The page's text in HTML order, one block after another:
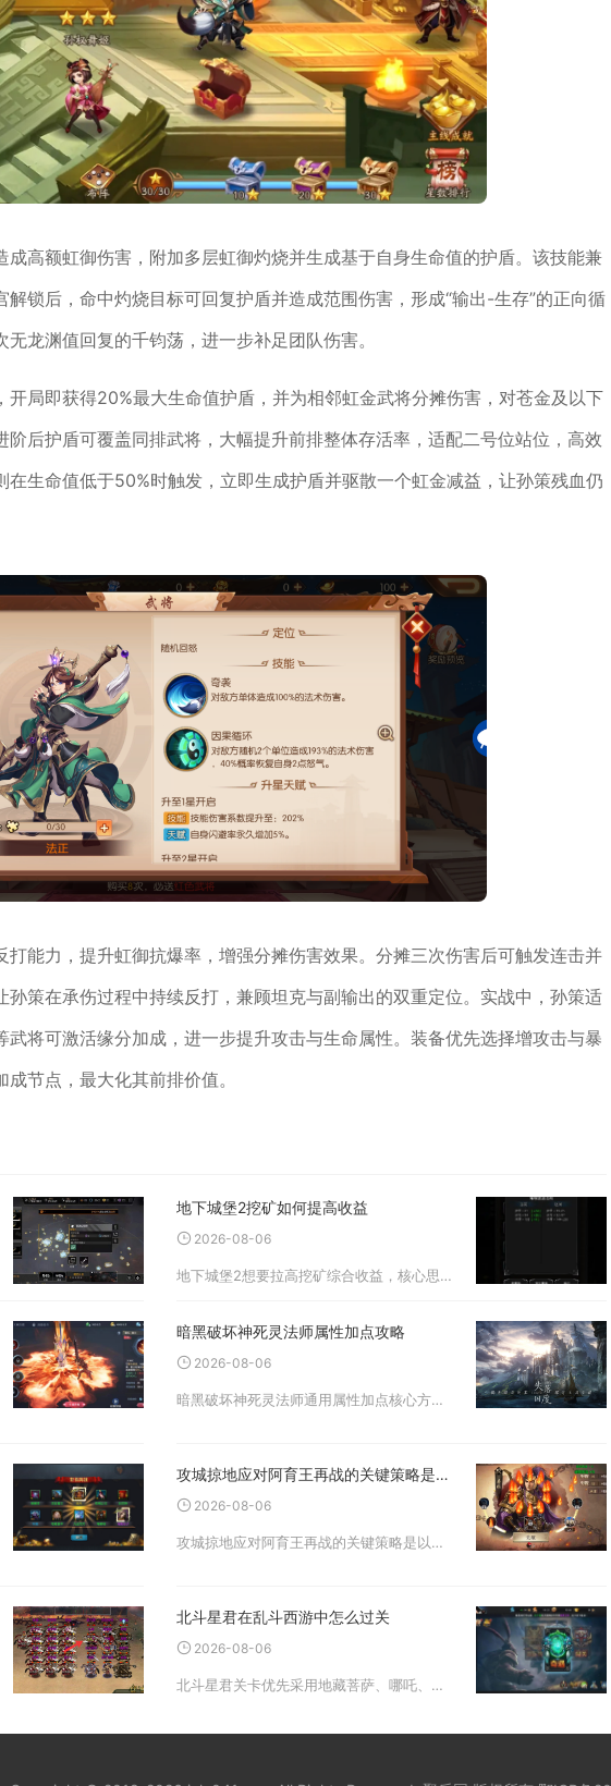
成高额虹御伤害，附加多层虹御灼烧并生成基于自身生命值的护盾。该技能兼
锁后，命中灼烧目标可回复护盾并造成范围伤害，形成“输出-生存”的正向循
龙渊值回复的千钧荡，进一步补足团队伤害。
开局即获得20%最大生命值护盾，并为相邻虹金武将分摊伤害，对苍金及以下
后护盾可覆盖同排武将，大幅提升前排整体存活率，适配二号位站位，高效
生命值低于50%时触发，立即生成护盾并驱散一个虹金减益，让孙策残血仍
打能力，提升虹御抗爆率，增强分摊伤害效果。分摊三次伤害后可触发连击并
策在承伤过程中持续反打，兼顾坦克与副输出的双重定位。实战中，孙策适
将可激活缘分加成，进一步提升攻击与生命属性。装备优先选择增攻击与暴
节点，最大化其前排价值。
地下城堡2挖矿如何提高收益
2026-08-06
地下城堡2想要拉高挖矿综合收益，核心思路是匹配当前进度选择最优矿图、优化负重队伍配置、遵循矿点产出机制规划挖掘路线，同时兼顾野外采集与庄园工匠生产，减少资源浪费，稳定提升矿石、稀有材料与金币的整体获取量。挖矿队
暗黑破坏神死灵法师属性加点攻略
2026-08-06
暗黑破坏神死灵法师通用属性加点核心方案：力量仅满足装备需求，敏捷普通玩法不点、硬核格挡流堆至75%格挡阈值，所有剩余属性点全部投入体力，精力全程不点，该分配逻辑适配召唤、骨系、毒素三大主流死灵流派，是兼顾开荒容
攻城掠地应对阿育王再战的关键策略是什么
2026-08-06
攻城掠地应对阿育王再战的关键策略是以机制理解为基础，优先完成附属国王劝服、合理规划城墙稳固值积累，搭配适配武将套装体系，灵活切换交涉与作战选择，把控战法释放节奏，同步协调战车、阵法形成攻防联动，避免无脑强攻造成
北斗星君在乱斗西游中怎么过关
2026-08-06
北斗星君关卡优先采用地藏菩萨、哪吒、金角大王的一肉双输出标准阵容，搭配防御、减益、增伤类核心经文，调整英雄站位把控输出节奏，优先集火敌方爆发型单位，即可稳定通关封神路北斗星君关卡，该套方案适配低中高各类养成度英